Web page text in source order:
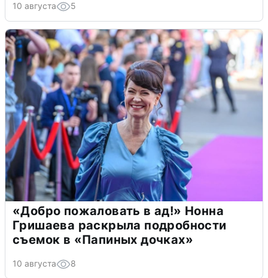
10 августа 5
«Добро пожаловать в ад!» Нонна
Гришаева раскрыла подробности
съемок в «Папиных дочках»
10 августа 8